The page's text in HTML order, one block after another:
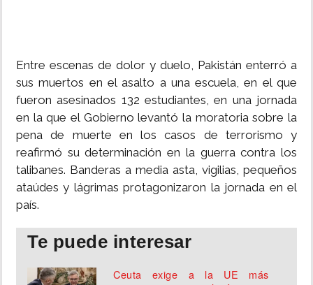
MUNDO
INSÓLITAS
MULTIMEDIA
IMPRESO
Entre escenas de dolor y duelo, Pakistán enterró a
sus muertos en el asalto a una escuela, en el que
fueron asesinados 132 estudiantes, en una jornada
en la que el Gobierno levantó la moratoria sobre la
pena de muerte en los casos de terrorismo y
reafirmó su determinación en la guerra contra los
talibanes. Banderas a media asta, vigilias, pequeños
ataúdes y lágrimas protagonizaron la jornada en el
país.
Te puede interesar
Ceuta exige a la UE más